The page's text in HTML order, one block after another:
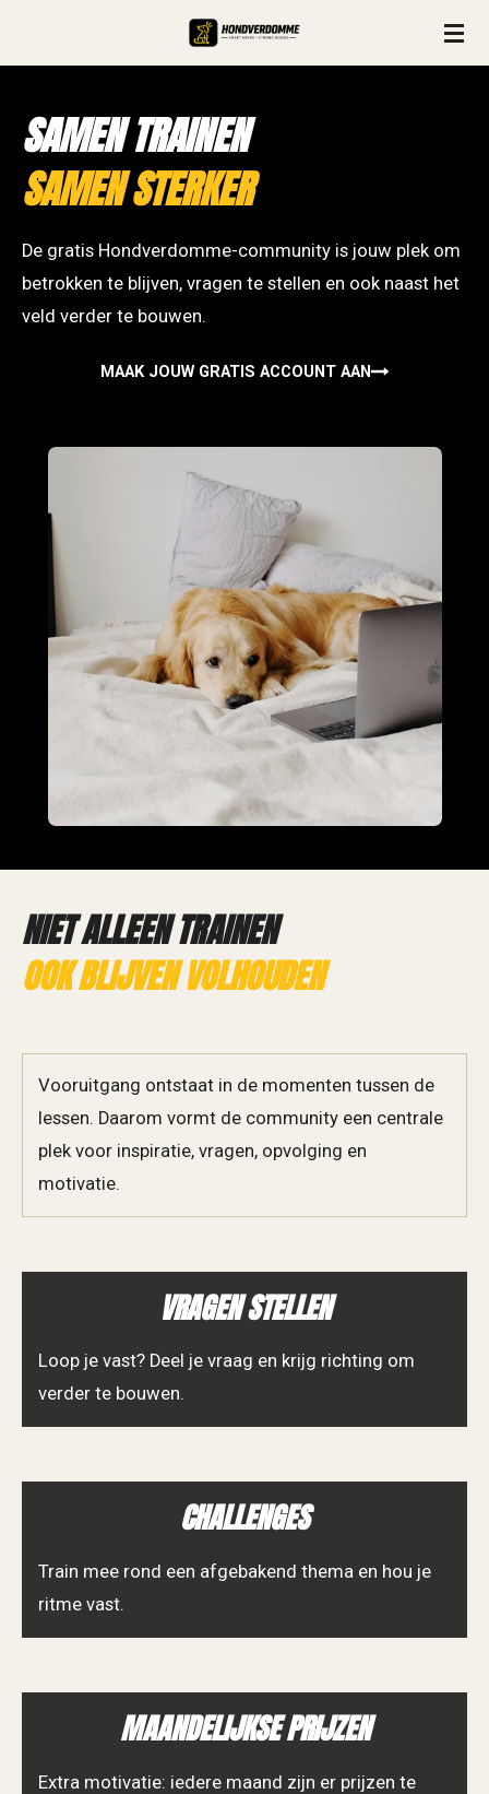
de
hoofdinhoud
SAMEN TRAINEN
SAMEN STERKER
De gratis Hondverdomme-community is jouw plek om
betrokken te blijven, vragen te stellen en ook naast het
veld verder te bouwen.
MAAK JOUW GRATIS ACCOUNT AAN
NIET ALLEEN TRAINEN
OOK BLIJVEN VOLHOUDEN
Vooruitgang ontstaat in de momenten tussen de
lessen. Daarom vormt de community een centrale
plek voor inspiratie, vragen, opvolging en
motivatie.
VRAGEN STELLEN
Loop je vast? Deel je vraag en krijg richting om
verder te bouwen.
CHALLENGES
Train mee rond een afgebakend thema en hou je
ritme vast.
MAANDELIJKSE PRIJZEN
Extra motivatie: iedere maand zijn er prijzen te